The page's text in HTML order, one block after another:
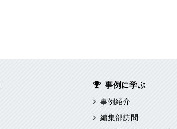
事例に学ぶ
事例紹介
編集部訪問